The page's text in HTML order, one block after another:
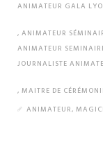
ANIMATEUR GALA
, ANIMATEUR
ANIMATEUR
JOURNALISTE
, MAITRE DE
ANIMATEUR,